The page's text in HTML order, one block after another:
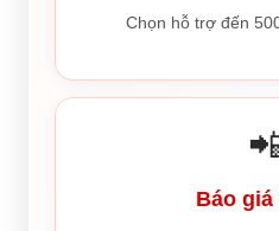
Chọn hỗ trợ đến
Báo